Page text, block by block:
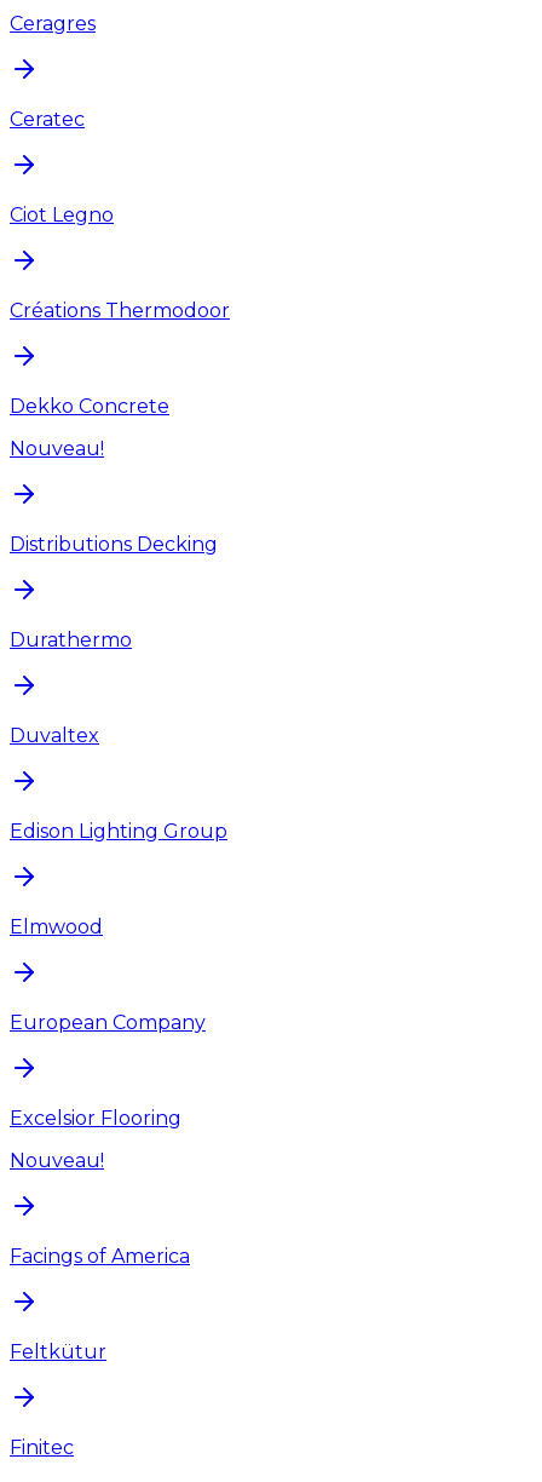
Ceragres
Ceratec
Ciot Legno
Créations Thermodoor
Dekko Concrete
Nouveau!
Distributions Decking
Durathermo
Duvaltex
Edison Lighting Group
Elmwood
European Company
Excelsior Flooring
Nouveau!
Facings of America
Feltkütur
Finitec